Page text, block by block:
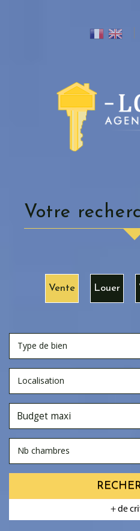
Votre
Vente Louer
Type de bien
Localisation
Nb chambres
+ de